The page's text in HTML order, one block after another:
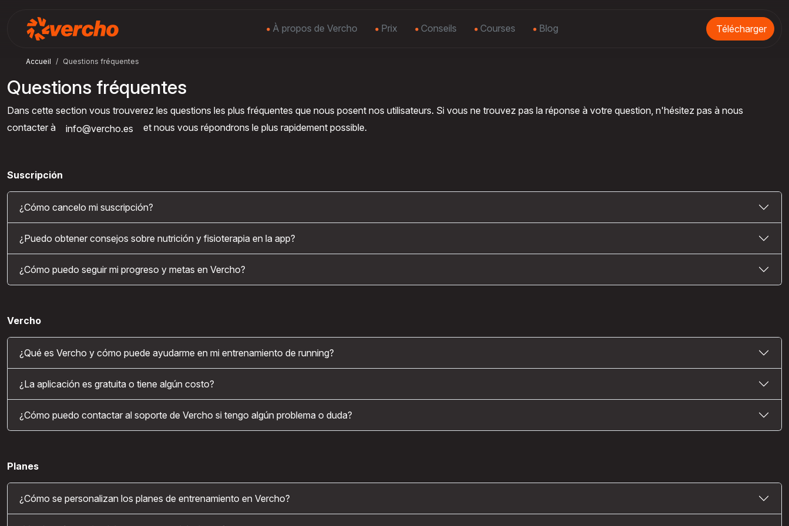
À propos de Vercho Prix Conseils Courses Blog Télécharger
Accueil Questions fréquentes
Questions fréquentes
Dans cette section vous trouverez les questions les plus fréquentes que nous posent nos utilisateurs. Si vous ne trouvez pas la réponse à votre question, n'hésitez pas à nous
contacter à
info@vercho.es et nous vous répondrons le plus rapidement possible.
Suscripción
¿Cómo cancelo mi suscripción?
¿Puedo obtener consejos sobre nutrición y fisioterapia en la app?
¿Cómo puedo seguir mi progreso y metas en Vercho?
Vercho
¿Qué es Vercho y cómo puede ayudarme en mi entrenamiento de running?
¿La aplicación es gratuita o tiene algún costo?
¿Cómo puedo contactar al soporte de Vercho si tengo algún problema o duda?
Planes
¿Cómo se personalizan los planes de entrenamiento en Vercho?